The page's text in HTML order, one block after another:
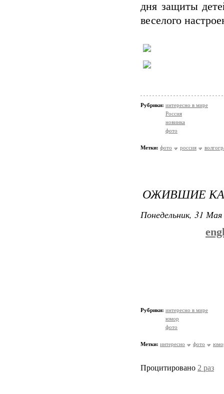
дня защиты
веселого
Рубрики: интересно в мире
Россия
новинка
фото
Метки: фото россия
ОЖИВШИЕ
Понедельник, 31
Рубрики: интересно в мире
юмор
фото
Метки: интересно фото
Процитировано 2 раз